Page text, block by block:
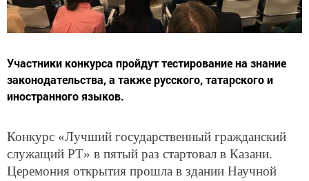
Участники конкурса пройдут тестирование на знание
законодательства, а также русского, татарского и
иностранного языков.
Конкурс «Лучший государственный гражданский
служащий РТ» в пятый раз стартовал в Казани.
Церемония открытия прошла в здании Научной